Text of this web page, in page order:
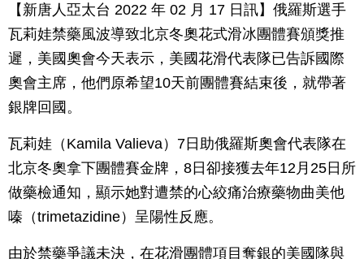
【新唐人亞太台 2022 年 02 月 17 日訊】俄羅斯選手
瓦莉娃禁藥風波導致北京冬奧花式滑冰團體賽頒獎推
遲，美國奧會今天表示，美國花滑代表隊已告訴國際
奧會主席，他們原希望10天前團體賽結束後，就帶著
銀牌回國。
瓦莉娃（Kamila Valieva）7日助俄羅斯奧會代表隊在
北京冬奧拿下團體賽金牌，8日卻接獲去年12月25日所
做藥檢通知，顯示她對遭禁的心絞痛治療藥物曲美他
嗪（trimetazidine）呈陽性反應。
由於禁藥爭議未決，在花滑團體項目奪銀的美國隊與